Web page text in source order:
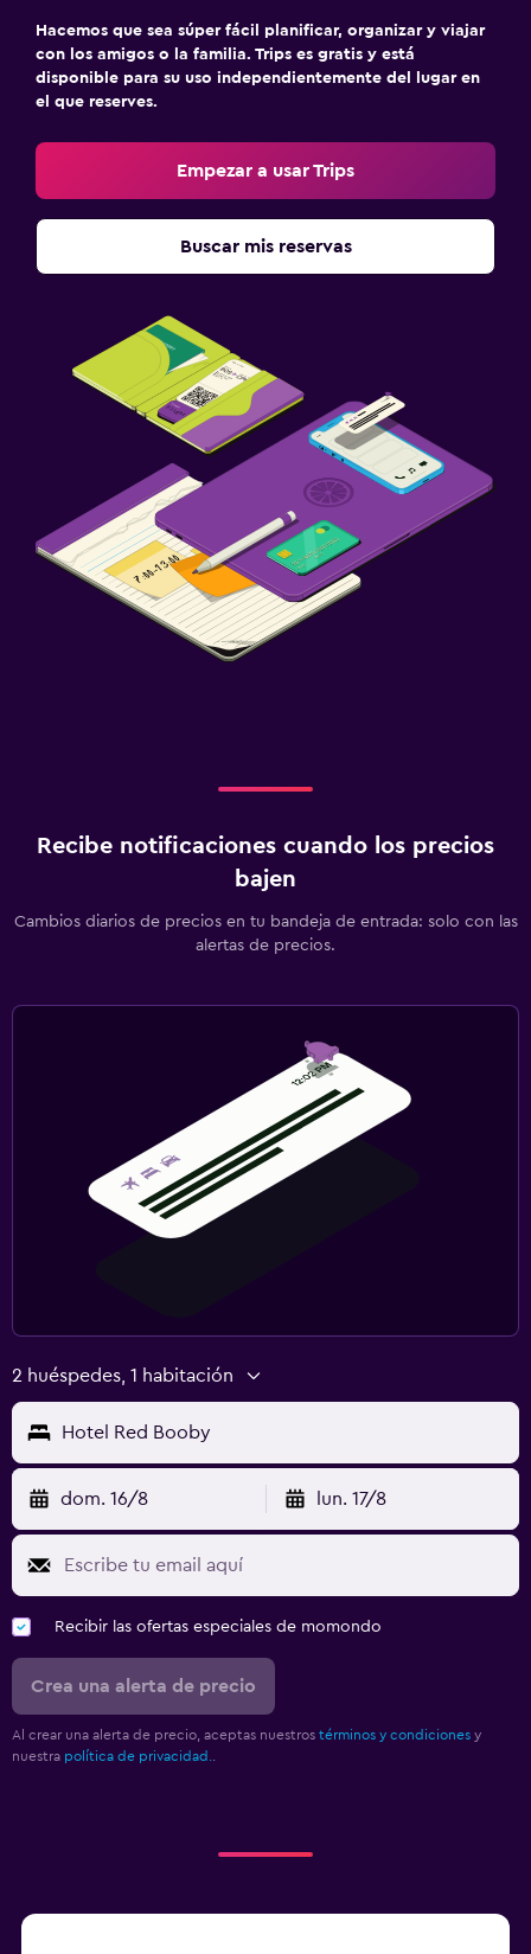
Hacemos que sea súper fácil planificar, organizar y viajar
con los amigos o la familia. Trips es gratis y está
disponible para su uso independientemente del lugar en
el que reserves.
Empezar a usar Trips
Buscar mis reservas
Recibe notificaciones cuando los precios
bajen
Cambios diarios de precios en tu bandeja de entrada: solo con las
alertas de precios.
2 huéspedes, 1 habitación
Hotel Red Booby
dom. 16/8 lun. 17/8
Recibir las ofertas especiales de momondo
Crea una alerta de precio
Al crear una alerta de precio, aceptas nuestros términos y condiciones y
nuestra política de privacidad.